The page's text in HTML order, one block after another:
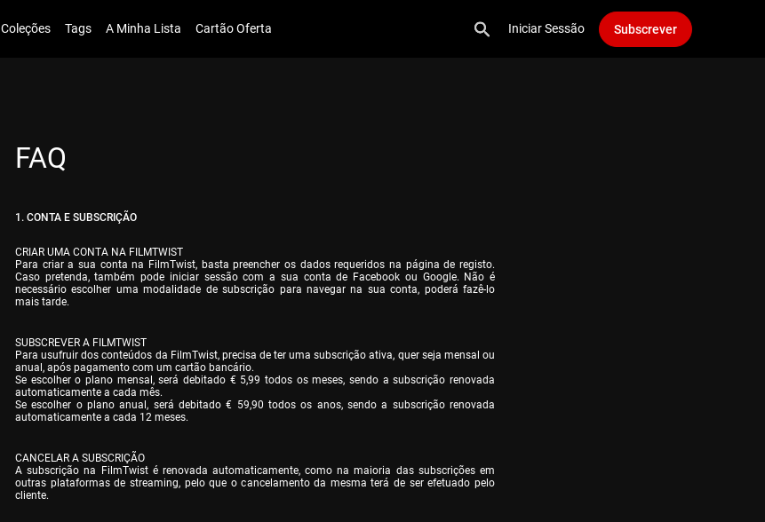
Coleções Tags A Minha Lista Cartão Oferta Iniciar Sessão Subscrever
FAQ
1. CONTA E SUBSCRIÇÃO
CRIAR UMA CONTA NA FILMTWIST
Para criar a sua conta na FilmTwist, basta preencher os dados requeridos na página de registo.
Caso pretenda, também pode iniciar sessão com a sua conta de Facebook ou Google. Não é
necessário escolher uma modalidade de subscrição para navegar na sua conta, poderá fazê-lo
mais tarde.
SUBSCREVER A FILMTWIST
Para usufruir dos conteúdos da FilmTwist, precisa de ter uma subscrição ativa, quer seja mensal ou
anual, após pagamento com um cartão bancário.
Se escolher o plano mensal, será debitado € 5,99 todos os meses, sendo a subscrição renovada
automaticamente a cada mês.
Se escolher o plano anual, será debitado € 59,90 todos os anos, sendo a subscrição renovada
automaticamente a cada 12 meses.
CANCELAR A SUBSCRIÇÃO
A subscrição na FilmTwist é renovada automaticamente, como na maioria das subscrições em
outras plataformas de streaming, pelo que o cancelamento da mesma terá de ser efetuado pelo
cliente.